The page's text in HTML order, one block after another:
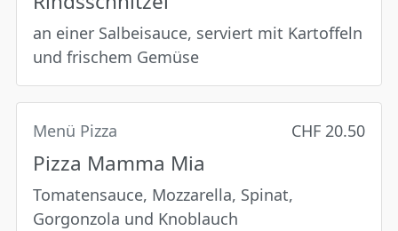
an einer Salbeisauce, serviert mit Kartoffeln
und frischem Gemüse
Menü Pizza CHF 20.50
Pizza Mamma Mia
Tomatensauce, Mozzarella, Spinat,
Gorgonzola und Knoblauch